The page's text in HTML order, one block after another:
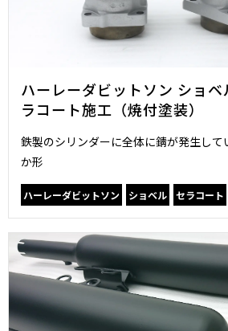
ハーレーダビットソン ショベ
ラコート施工（焼付塗装）
鉄製のシリンダーに全体に錆が発生して
か形
ハーレーダビットソン ショベル セラコート